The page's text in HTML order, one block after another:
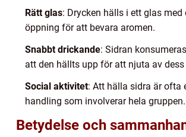
Rätt glas: Drycken hälls i ett glas med
öppning för att bevara aromen.
Snabbt drickande: Sidran
att den hällts upp för att njuta av dess
Social aktivitet: Att hälla sidra är ofta
handling som involverar hela gruppen.
Betydelse och